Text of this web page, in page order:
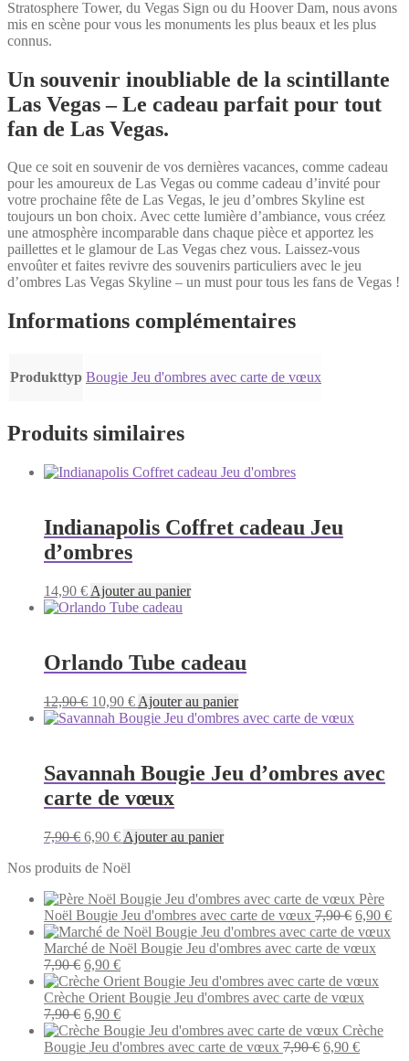
Stratosphere Tower, du Vegas Sign ou du Hoover Dam, nous avons
mis en scène pour vous les monuments les plus beaux et les plus
connus.
Un souvenir inoubliable de la scintillante
Las Vegas – Le cadeau parfait pour tout
fan de Las Vegas.
Que ce soit en souvenir de vos dernières vacances, comme cadeau
pour les amoureux de Las Vegas ou comme cadeau d’invité pour
votre prochaine fête de Las Vegas, le jeu d’ombres Skyline est
toujours un bon choix. Avec cette lumière d’ambiance, vous créez
une atmosphère incomparable dans chaque pièce et apportez les
paillettes et le glamour de Las Vegas chez vous. Laissez-vous
envoûter et faites revivre des souvenirs particuliers avec le jeu
d’ombres Las Vegas Skyline – un must pour tous les fans de Vegas !
Informations complémentaires
Produkttyp Bougie Jeu d'ombres avec carte de vœux
Produits similaires
Indianapolis Coffret cadeau Jeu
d’ombres
14,90 € Ajouter au panier
Orlando Tube cadeau
12,90€ Le
prix
12,90 €.
10,90 €Le
prix
10,90 €.
Ajouter au panier
Savannah Bougie Jeu d’ombres avec
carte de vœux
7,90€ Le
initial
7,90 €.
6,90 €Le
actuel
6,90 €.
Ajouter au panier
Nos produits de Noël
Père
Noël Bougie Jeu d'ombres avec carte de vœux 7,90€ Le
prix
initial
7,90 €.
6,90 €Le
Marché de Noël Bougie Jeu d'ombres avec carte de vœux
7,90€ Le
prix
initial
était :
7,90 €.
6,90 €Le
prix
actuel
est :
6,90 €.
Crèche Orient Bougie Jeu d'ombres avec carte de vœux
7,90€ Le
prix
initial
6,90 €Le
prix
actuel
Crèche
Bougie Jeu d'ombres avec carte de vœux 7,90€ Le
6,90 €Le